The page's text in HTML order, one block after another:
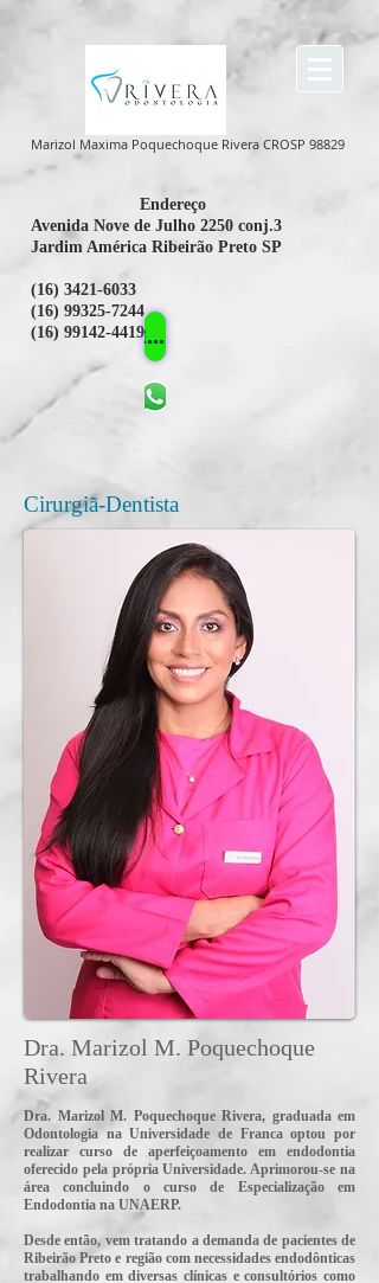
Marizol Maxima Poquechoque Rivera CROSP 98829
Endereço
Avenida Nove de Julho 2250 conj.3
Jardim América Ribeirão Preto SP
(16) 3421-6033
(16) 99325-7244
(16) 99142-4419 Entrar em Contato
Cirurgiã-Dentista
Dra. Marizol M. Poquechoque
Rivera
Dra. Marizol M. Poquechoque Rivera, graduada em
Odontologia na Universidade de Franca optou por
realizar curso de aperfeiçoamento em endodontia
oferecido pela própria Universidade. Aprimorou-se na
área concluindo o curso de Especialização em
Endodontia na UNAERP.
Desde então, vem tratando a demanda de pacientes de
Ribeirão Preto e região com necessidades endodônticas
trabalhando em diversas clínicas e consultórios como